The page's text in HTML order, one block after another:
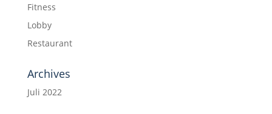
Fitness
Lobby
Restaurant
Archives
Juli 2022